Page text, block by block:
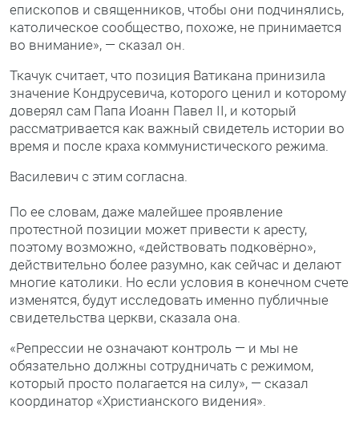
епископов и священников, чтобы они подчинялись,
католическое сообщество, похоже, не принимается
во внимание», — сказал он.
Ткачук считает, что позиция Ватикана принизила
значение Кондрусевича, которого ценил и которому
доверял сам Папа Иоанн Павел II, и который
рассматривается как важный свидетель истории во
время и после краха коммунистического режима.
Василевич с этим согласна.
По ее словам, даже малейшее проявление
протестной позиции может привести к аресту,
поэтому возможно, «действовать подковёрно»,
действительно более разумно, как сейчас и делают
многие католики. Но если условия в конечном счете
изменятся, будут исследовать именно публичные
свидетельства церкви, сказала она.
«Репрессии не означают контроль — и мы не
обязательно должны сотрудничать с режимом,
который просто полагается на силу», — сказал
координатор «Христианского видения».